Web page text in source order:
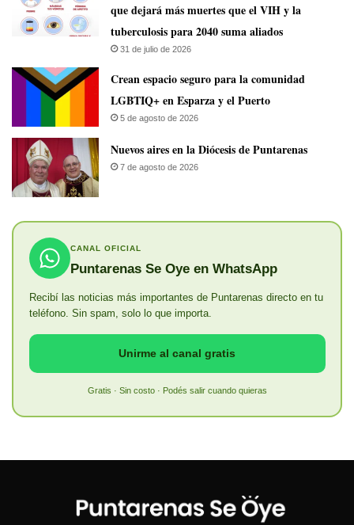
que dejará más muertes que el VIH y la
tuberculosis para 2040 suma aliados
31 de julio de 2026
Crean espacio seguro para la comunidad
LGBTIQ+ en Esparza y el Puerto
5 de agosto de 2026
​Nuevos aires en la Diócesis de Puntarenas
7 de agosto de 2026
CANAL OFICIAL
Puntarenas Se Oye en WhatsApp
Recibí las noticias más importantes de Puntarenas directo en tu
teléfono. Sin spam, solo lo que importa.
Unirme al canal gratis
Gratis · Sin costo · Podés salir cuando quieras